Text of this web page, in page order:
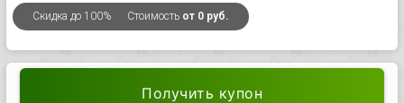
Скидка до 100% Стоимость от 0 руб.
Получить купон